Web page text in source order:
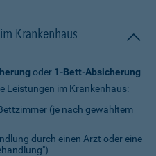
Krankenhaus
oder 1-Bett-Absicherung
Leistungen im Krankenhaus:
(je nach gewähltem
durch einen Arzt oder eine